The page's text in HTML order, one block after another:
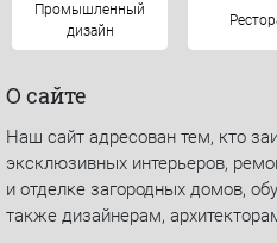
Промышленный
дизайн
О сайте
Наш сайт адресован тем, кто
эксклюзивных интерьеров,
и отделке загородных домов,
также дизайнерам,